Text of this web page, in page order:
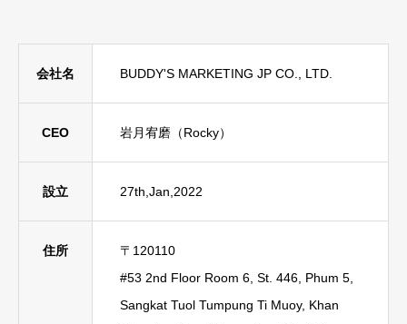
会社名 BUDDY'S MARKETING JP CO., LTD.
CEO 岩月宥磨（Rocky）
設立 27th,Jan,2022
住所
〒120110
#53 2nd Floor Room 6, St. 446, Phum 5,
Sangkat Tuol Tumpung Ti Muoy, Khan